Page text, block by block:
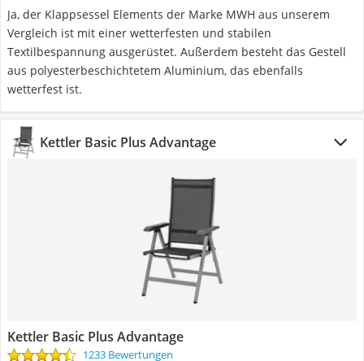
Ja, der Klappsessel Elements der Marke MWH aus unserem
Vergleich ist mit einer wetterfesten und stabilen
Textilbespannung ausgerüstet. Außerdem besteht das Gestell
aus polyesterbeschichtetem Aluminium, das ebenfalls
wetterfest ist.
Kettler Basic Plus Advantage
Kettler Basic Plus Advantage
1233 Bewertungen